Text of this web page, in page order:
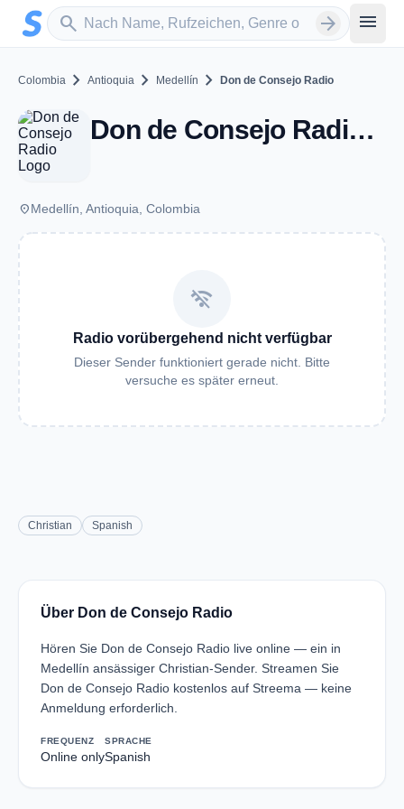
Zum Hauptinhalt springen
search
Sender suchen arrow_forward menu
Colombia chevron_right Antioquia chevron_right Medellín chevron_right Don de Consejo Radio
Don de Consejo Radio - Medellín
placeMedellín, Antioquia, Colombia
wifi_off
Radio vorübergehend nicht verfügbar
Dieser Sender funktioniert gerade nicht. Bitte
versuche es später erneut.
Christian Spanish
Über Don de Consejo Radio
Hören Sie Don de Consejo Radio live online — ein in
Medellín ansässiger Christian-Sender. Streamen Sie
Don de Consejo Radio kostenlos auf Streema — keine
Anmeldung erforderlich.
FREQUENZ
Online only
SPRACHE
Spanish